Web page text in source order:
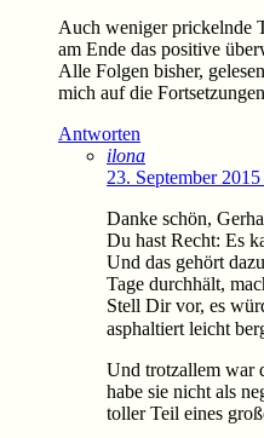
Auch weniger prickelnde
am Ende das positive
Alle Folgen bisher,
mich auf die
Antworten
ilona
23. September 2015
Danke schön,
Du hast Recht: Es
Und das gehört
Tage durchhält,
Stell Dir vor, es
asphaltiert leicht
Und trotzallem war
habe sie nicht als
toller Teil eines